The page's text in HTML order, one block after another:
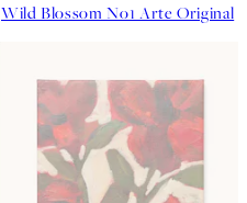
Wild Blossom No1 Arte Original